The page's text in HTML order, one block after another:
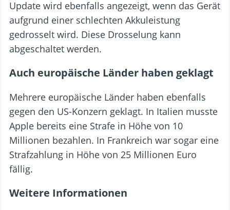
Update wird ebenfalls angezeigt, wenn das Gerät
aufgrund einer schlechten Akkuleistung
gedrosselt wird. Diese Drosselung kann
abgeschaltet werden.
Auch europäische Länder haben geklagt
Mehrere europäische Länder haben ebenfalls
gegen den US-Konzern geklagt. In Italien musste
Apple bereits eine Strafe in Höhe von 10
Millionen bezahlen. In Frankreich war sogar eine
Strafzahlung in Höhe von 25 Millionen Euro
fällig.
Weitere Informationen